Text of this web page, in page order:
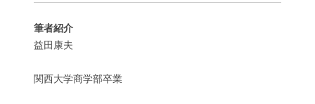
筆者紹介
益田康夫
関西大学商学部卒業